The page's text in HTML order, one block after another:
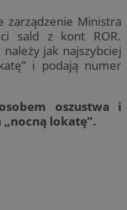
zarządzenie Ministra
sald z kont ROR.
jak najszybciej
i podają numer
oszustwa i
lokatę”.